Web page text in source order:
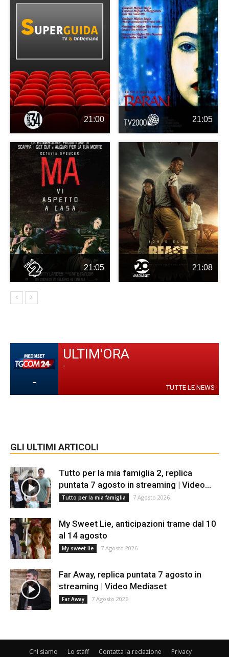
21:00 21:05
21:05 21:08
-
ULTIM'ORA
-
TUTTE LE NEWS
GLI ULTIMI ARTICOLI
Tutto per la mia famiglia 2, replica
puntata 7 agosto in streaming | Video...
Tutto per la mia famiglia 7 Agosto 2026
My Sweet Lie, anticipazioni trame dal 10
al 14 agosto
My sweet lie 7 Agosto 2026
Far Away, replica puntata 7 agosto in
streaming | Video Mediaset
Far Away 7 Agosto 2026
Chi siamo Lo staff Contatta la redazione Privacy